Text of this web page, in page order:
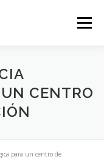
Menú
CONTACTO
CENTRO
para un centro de